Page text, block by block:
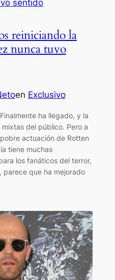
reiniciando la
nunca tuvo
en Exclusivo
ha llegado, y la
del público. Pero a
actuación de Rotten
tiene muchas
los fanáticos del terror,
parece que ha mejorado